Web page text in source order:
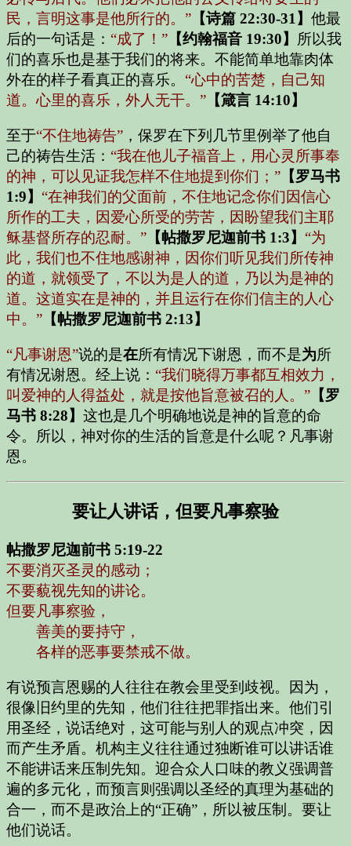
民，言明这事是他所行的。” 【诗篇 22:30-31】 他最
后的一句话是： “成了！” 【约翰福音 19:30】 所以我
们的喜乐也是基于我们的将来。不能简单地靠肉体
外在的样子看真正的喜乐。 “心中的苦楚，自己知
道。心里的喜乐，外人无干。” 【箴言 14:10】
至于“不住地祷告” ，保罗在下列几节里例举了他自
己的祷告生活： “我在他儿子福音上，用心灵所事奉
的神，可以见证我怎样不住地提到你们；” 【罗马书
1:9】 “在神我们的父面前，不住地记念你们因信心
所作的工夫，因爱心所受的劳苦，因盼望我们主耶
稣基督所存的忍耐。” 【帖撒罗尼迦前书 1:3】 “为
此，我们也不住地感谢神，因你们听见我们所传神
的道，就领受了，不以为是人的道，乃以为是神的
道。这道实在是神的，并且运行在你们信主的人心
中。” 【帖撒罗尼迦前书 2:13】
“凡事谢恩”说的是在所有情况下谢恩，而不是为所
有情况谢恩。经上说： “我们晓得万事都互相效力，
叫爱神的人得益处，就是按他旨意被召的人。” 【罗
马书 8:28】 这也是几个明确地说是神的旨意的命
令。所以，神对你的生活的旨意是什么呢？凡事谢
恩。
要让人讲话，但要凡事察验
帖撒罗尼迦前书 5:19-22
不要消灭圣灵的感动；
不要藐视先知的讲论。
但要凡事察验，
善美的要持守，
各样的恶事要禁戒不做。
有说预言恩赐的人往往在教会里受到歧视。因为，
很像旧约里的先知，他们往往把罪指出来。他们引
用圣经，说话绝对，这可能与别人的观点冲突，因
而产生矛盾。机构主义往往通过独断谁可以讲话谁
不能讲话来压制先知。迎合众人口味的教义强调普
遍的多元化，而预言则强调以圣经的真理为基础的
合一，而不是政治上的“正确”，所以被压制。要让
他们说话。